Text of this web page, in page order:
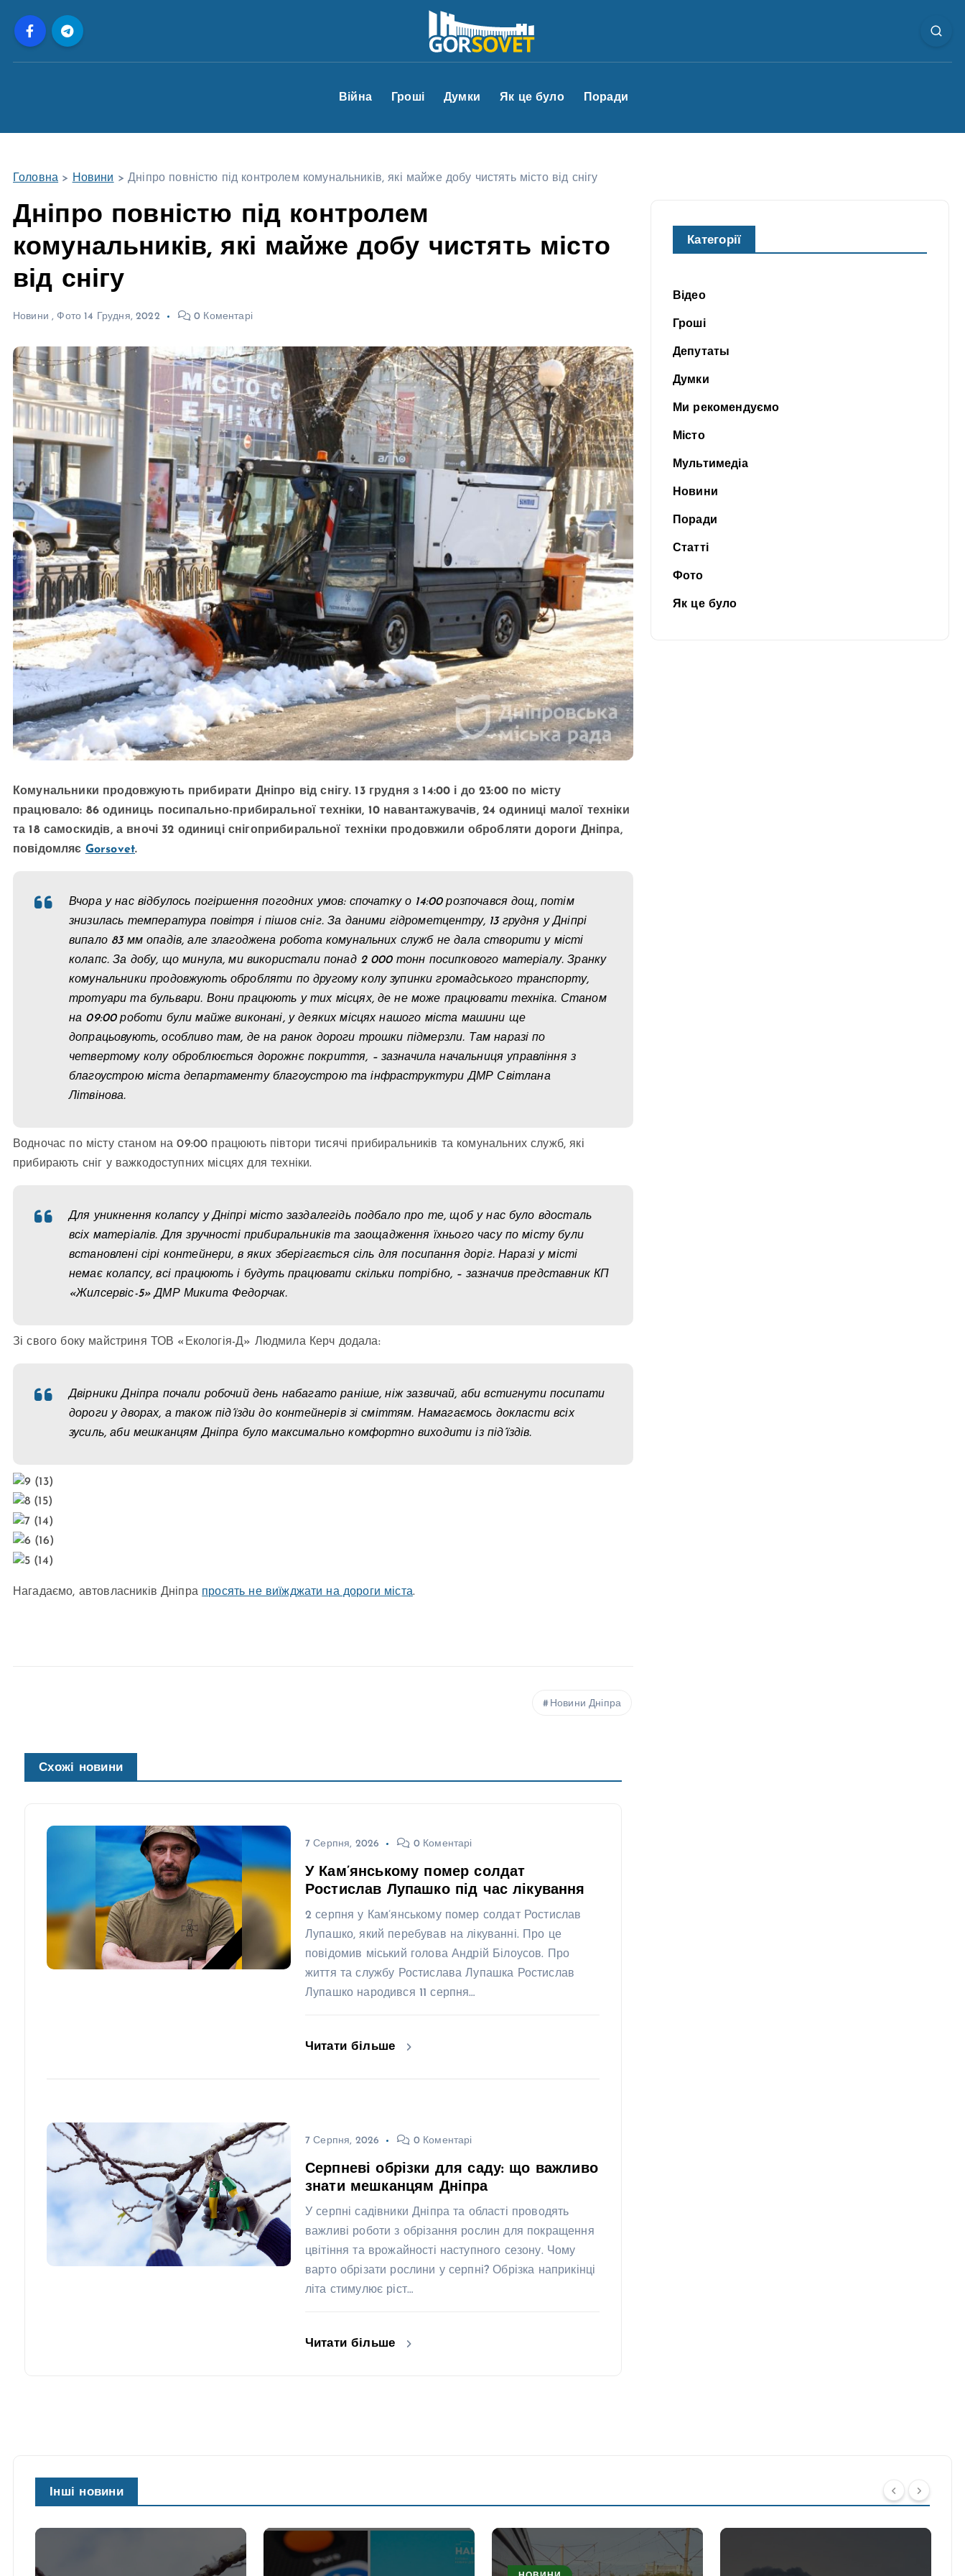
Війна Гроші Думки Як це було Поради
Головна > Новини >Дніпро повністю під контролем комунальників, які майже добу чистять місто від снігу
Дніпро повністю під контролем
комунальників, які майже добу чистять місто
від снігу
Новини , Фото 14 Грудня, 2022 0 Коментарі
Комунальники продовжують прибирати Дніпро від снігу. 13 грудня з 14:00 і до 23:00 по місту
працювало: 86 одиниць посипально-прибиральної техніки, 10 навантажувачів, 24 одиниці малої техніки
та 18 самоскидів, а вночі 32 одиниці снігоприбиральної техніки продовжили обробляти дороги Дніпра,
повідомляє Gorsovet.
Вчора у нас відбулось погіршення погодних умов: спочатку о 14:00 розпочався дощ, потім
знизилась температура повітря і пішов сніг. За даними гідрометцентру, 13 грудня у Дніпрі
випало 83 мм опадів, але злагоджена робота комунальних служб не дала створити у місті
колапс. За добу, що минула, ми використали понад 2 000 тонн посипкового матеріалу. Зранку
комунальники продовжують обробляти по другому колу зупинки громадського транспорту,
тротуари та бульвари. Вони працюють у тих місцях, де не може працювати техніка. Станом
на 09:00 роботи були майже виконані, у деяких місцях нашого міста машини ще
допрацьовують, особливо там, де на ранок дороги трошки підмерзли. Там наразі по
четвертому колу оброблюється дорожнє покриття, – зазначила начальниця управління з
благоустрою міста департаменту благоустрою та інфраструктури ДМР Світлана
Літвінова.
Водночас по місту станом на 09:00 працюють півтори тисячі прибиральників та комунальних служб, які
прибирають сніг у важкодоступних місцях для техніки.
Для уникнення колапсу у Дніпрі місто заздалегідь подбало про те, щоб у нас було вдосталь
всіх матеріалів. Для зручності прибиральників та заощадження їхнього часу по місту були
встановлені сірі контейнери, в яких зберігається сіль для посипання доріг. Наразі у місті
немає колапсу, всі працюють і будуть працювати скільки потрібно, – зазначив представник КП
«Жилсервіс-5» ДМР Микита Федорчак.
Зі свого боку майстриня ТОВ «Екологія-Д» Людмила Керч додала:
Двірники Дніпра почали робочий день набагато раніше, ніж зазвичай, аби встигнути посипати
дороги у дворах, а також під’їзди до контейнерів зі сміттям. Намагаємось докласти всіх
зусиль, аби мешканцям Дніпра було максимально комфортно виходити із під’їздів.
Нагадаємо, автовласників Дніпра просять не виїжджати на дороги міста.
Новини Дніпра
Схожі новини
7 Серпня, 2026 0 Коментарі
У Кам’янському помер солдат
Ростислав Лупашко під час лікування
2 серпня у Кам’янському помер солдат Ростислав
Лупашко, який перебував на лікуванні. Про це
повідомив міський голова Андрій Білоусов. Про
життя та службу Ростислава Лупашка Ростислав
Лупашко народився 11 серпня…
Читати більше
7 Серпня, 2026 0 Коментарі
Серпневі обрізки для саду: що важливо
знати мешканцям Дніпра
У серпні садівники Дніпра та області проводять
важливі роботи з обрізання рослин для покращення
цвітіння та врожайності наступного сезону. Чому
варто обрізати рослини у серпні? Обрізка наприкінці
літа стимулює ріст…
Читати більше
Категорії
Відео
Гроші
Депутаты
Думки
Ми рекомендуємо
Місто
Мультимедіа
Новини
Поради
Статті
Фото
Як це було
Інші новини